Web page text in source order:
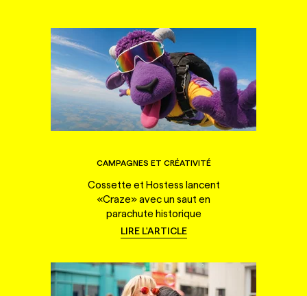
CAMPAGNES ET CRÉATIVITÉ
Cossette et Hostess lancent
«Craze» avec un saut en
parachute historique
LIRE L'ARTICLE